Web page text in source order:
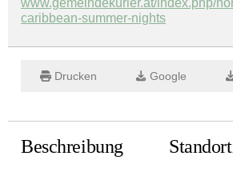
www.gemeindekurier.at/index.php/
caribbean-summer-nights
Drucken Google
Beschreibung